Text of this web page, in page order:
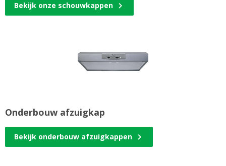
Bekijk onze schouwkappen
Onderbouw afzuigkap
Bekijk onderbouw afzuigkappen